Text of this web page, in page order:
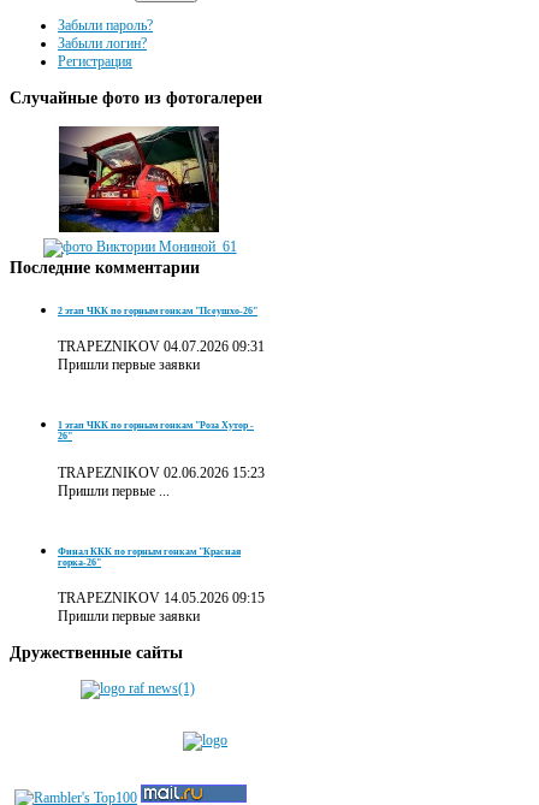
Забыли пароль?
Забыли логин?
Регистрация
Случайные фото из фотогалереи
Последние комментарии
2 этап ЧКК по горным гонкам "Псеушхо-26"
TRAPEZNIKOV 04.07.2026 09:31
Пришли первые заявки
1 этап ЧКК по горным гонкам "Роза Хутор -
26"
TRAPEZNIKOV 02.06.2026 15:23
Пришли первые ...
Финал ККК по горным гонкам "Красная
горка-26"
TRAPEZNIKOV 14.05.2026 09:15
Пришли первые заявки
Дружественные сайты